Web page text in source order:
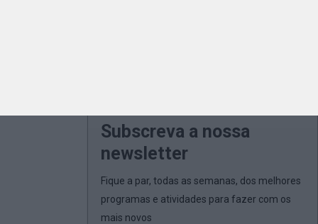
Subscreva a nossa
newsletter
Fique a par, todas as semanas, dos melhores
programas e atividades para fazer com os
mais novos